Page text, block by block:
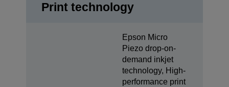
Print technology
Epson Micro
Piezo drop-on-
demand inkjet
technology, High-
performance print